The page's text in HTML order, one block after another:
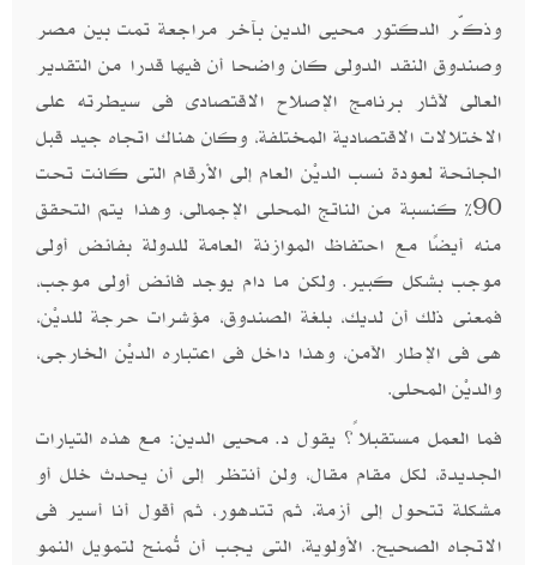
وذكّر الدكتور محيى الدين بآخر مراجعة تمت بين مصر
وصندوق النقد الدولى كان واضحا أن فيها قدرا من التقدير
العالى لآثار برنامج الإصلاح الاقتصادى فى سيطرته على
الاختلالات الاقتصادية المختلفة، وكان هناك اتجاه جيد قبل
الجائحة لعودة نسب الديْن العام إلى الأرقام التى كانت تحت
90% كنسبة من الناتج المحلى الإجمالى، وهذا يتم التحقق
منه أيضًا مع احتفاظ الموازنة العامة للدولة بفائض أولى
موجب بشكل كبير. ولكن ما دام يوجد فائض أولى موجب،
فمعنى ذلك أن لديك، بلغة الصندوق، مؤشرات حرجة للديْن،
هى فى الإطار الآمن، وهذا داخل فى اعتباره الديْن الخارجى،
والديْن المحلى.
فما العمل مستقبلاً؟ يقول د. محيى الدين: مع هذه التيارات
الجديدة، لكل مقام مقال، ولن أنتظر إلى أن يحدث خلل أو
مشكلة تتحول إلى أزمة، ثم تتدهور، ثم أقول أنا أسير فى
الاتجاه الصحيح. الأولوية، التى يجب أن تُمنح لتمويل النمو